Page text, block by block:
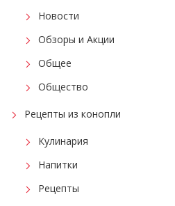
Новости
Обзоры и Акции
Общее
Общество
Рецепты из конопли
Кулинария
Напитки
Рецепты